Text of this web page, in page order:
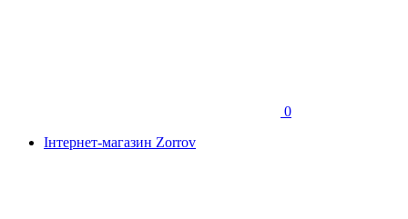
0
Інтернет-магазин Zorrov